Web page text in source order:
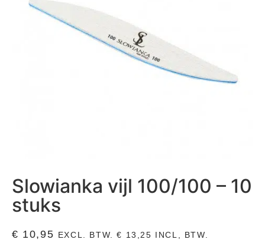
Slowianka vijl 100/100 – 10
stuks
€ 10,95 EXCL. BTW.€ 13,25 INCL, BTW.